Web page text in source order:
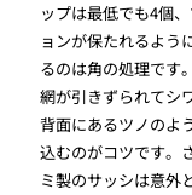
ップは最低でも4個
ョンが保たれるよう
るのは角の処理です
網が引きずられてシ
背面にあるツノのよ
込むのがコツです。
ミ製のサッシは意外